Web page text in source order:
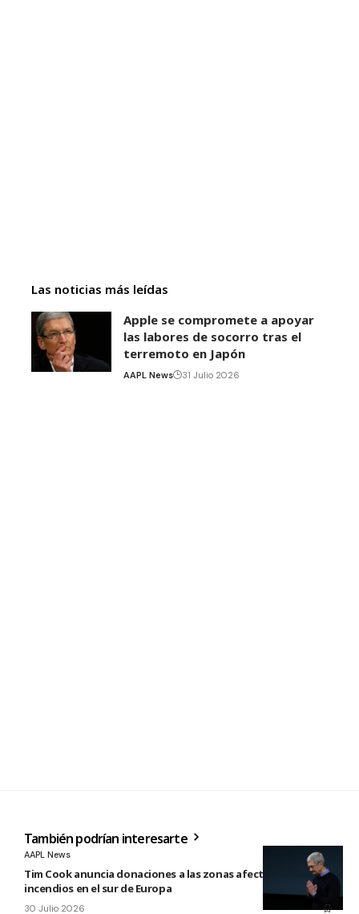
Las noticias más leídas
Apple se compromete a apoyar
las labores de socorro tras el
terremoto en Japón
AAPL News 31 Julio 2026
También podrían interesarte
AAPL News
Tim Cook anuncia donaciones a las zonas afectadas por los
incendios en el sur de Europa
30 Julio 2026